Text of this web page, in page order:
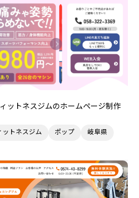
ットネスジムのホームページ制作
ットネスジム ポップ 岐阜県